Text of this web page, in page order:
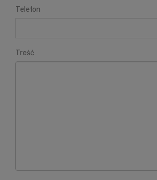
Telefon
Treść